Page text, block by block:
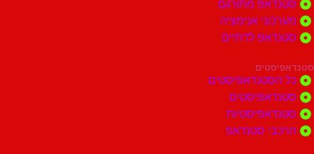
מתורגם
אנימציה
לדתיים
סטנדאפ